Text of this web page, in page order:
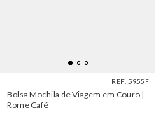
REF: 5955F
Bolsa Mochila de Viagem em Couro |
Rome Café